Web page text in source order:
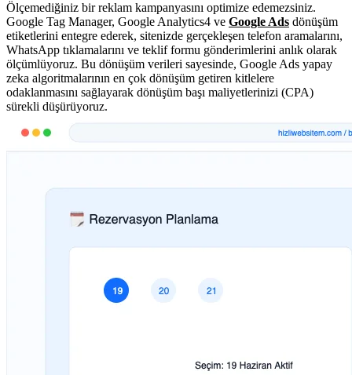
Ölçemediğiniz bir reklam kampanyasını optimize edemezsiniz.
Google Tag Manager, Google Analytics4 ve Google Ads dönüşüm
etiketlerini entegre ederek, sitenizde gerçekleşen telefon aramalarını,
WhatsApp tıklamalarını ve teklif formu gönderimlerini anlık olarak
ölçümlüyoruz. Bu dönüşüm verileri sayesinde, Google Ads yapay
zeka algoritmalarının en çok dönüşüm getiren kitlelere
odaklanmasını sağlayarak dönüşüm başı maliyetlerinizi (CPA)
sürekli düşürüyoruz.